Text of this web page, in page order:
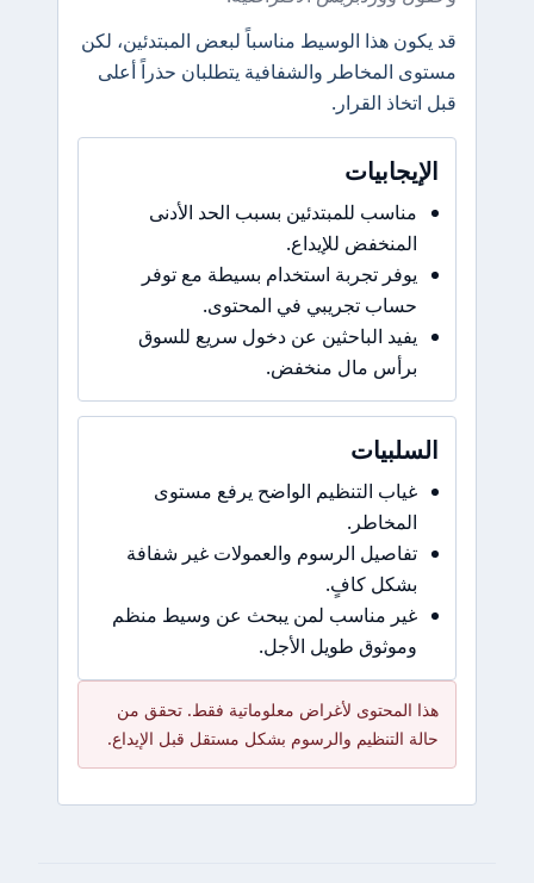
قد يكون هذا الوسيط مناسباً لبعض المبتدئين، لكن
مستوى المخاطر والشفافية يتطلبان حذراً أعلى
قبل اتخاذ القرار.
الإيجابيات
مناسب للمبتدئين بسبب الحد الأدنى
المنخفض للإيداع.
يوفر تجربة استخدام بسيطة مع توفر
حساب تجريبي في المحتوى.
يفيد الباحثين عن دخول سريع للسوق
برأس مال منخفض.
السلبيات
غياب التنظيم الواضح يرفع مستوى
المخاطر.
تفاصيل الرسوم والعمولات غير شفافة
بشكل كافٍ.
غير مناسب لمن يبحث عن وسيط منظم
وموثوق طويل الأجل.
هذا المحتوى لأغراض معلوماتية فقط. تحقق من
حالة التنظيم والرسوم بشكل مستقل قبل الإيداع.